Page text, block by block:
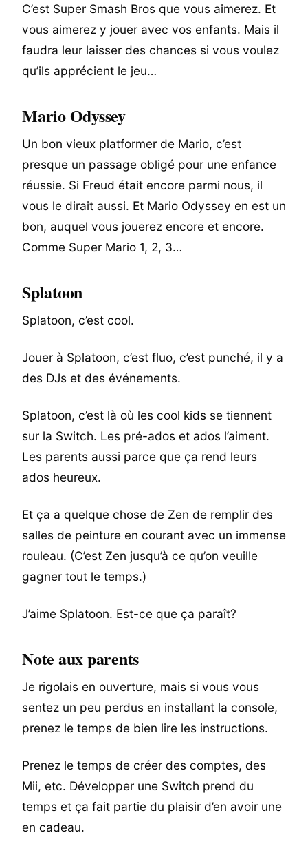
C’est Super Smash Bros que vous aimerez. Et
vous aimerez y jouer avec vos enfants. Mais il
faudra leur laisser des chances si vous voulez
qu’ils apprécient le jeu…
Mario Odyssey
Un bon vieux platformer de Mario, c’est
presque un passage obligé pour une enfance
réussie. Si Freud était encore parmi nous, il
vous le dirait aussi. Et Mario Odyssey en est un
bon, auquel vous jouerez encore et encore.
Comme Super Mario 1, 2, 3…
Splatoon
Splatoon, c’est cool.
Jouer à Splatoon, c’est fluo, c’est punché, il y a
des DJs et des événements.
Splatoon, c’est là où les cool kids se tiennent
sur la Switch. Les pré-ados et ados l’aiment.
Les parents aussi parce que ça rend leurs
ados heureux.
Et ça a quelque chose de Zen de remplir des
salles de peinture en courant avec un immense
rouleau. (C’est Zen jusqu’à ce qu’on veuille
gagner tout le temps.)
J’aime Splatoon. Est-ce que ça paraît?
Note aux parents
Je rigolais en ouverture, mais si vous vous
sentez un peu perdus en installant la console,
prenez le temps de bien lire les instructions.
Prenez le temps de créer des comptes, des
Mii, etc. Développer une Switch prend du
temps et ça fait partie du plaisir d’en avoir une
en cadeau.